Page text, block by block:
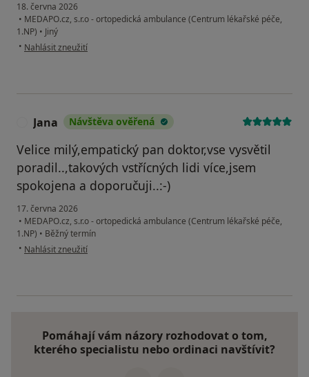
18. června 2026
• MEDAPO.cz, s.r.o - ortopedická ambulance (Centrum lékařské péče,
1.NP) • Jiný
• podle názoru uživatele Libuše
Nahlásit zneužití
Jana Návštěva ověřená
Velice milý,empatický pan doktor,vse vysvětil
poradil..,takových vstřícných lidi více,jsem
spokojena a doporučuji..:-)
17. června 2026
• MEDAPO.cz, s.r.o - ortopedická ambulance (Centrum lékařské péče,
1.NP) • Běžný termín
• podle názoru uživatele Jana
Nahlásit zneužití
Pomáhají vám názory rozhodovat o tom,
kterého specialistu nebo ordinaci navštívit?